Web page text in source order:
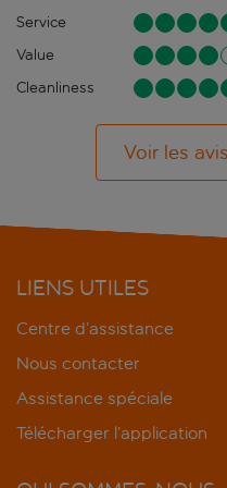
Service
Value
Cleanliness
Voir les
LIENS UTILES
Centre d’assistance
Nous contacter
Assistance spéciale
Télécharger l’application